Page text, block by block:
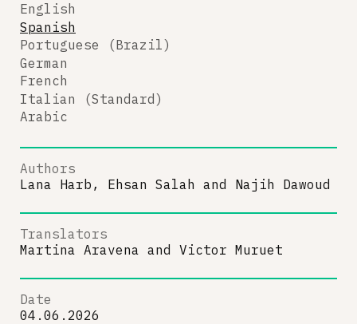
English
Spanish
Portuguese (Brazil)
German
French
Italian (Standard)
Arabic
Authors
Lana Harb, Ehsan Salah and Najih Dawoud
Translators
Martina Aravena and Victor Muruet
Date
04.06.2026